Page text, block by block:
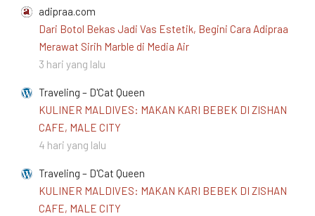
adipraa.com
Dari Botol Bekas Jadi Vas Estetik, Begini Cara Adipraa
Merawat Sirih Marble di Media Air
3 hari yang lalu
Traveling – D'Cat Queen
KULINER MALDIVES: MAKAN KARI BEBEK DI ZISHAN
CAFE, MALE CITY
4 hari yang lalu
Traveling – D'Cat Queen
KULINER MALDIVES: MAKAN KARI BEBEK DI ZISHAN
CAFE, MALE CITY